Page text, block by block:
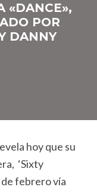
«DANCE»,
POR
DANNY
hoy que su
‘Sixty
de febrero vía